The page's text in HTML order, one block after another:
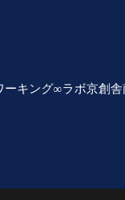
キング∞ラボ京創